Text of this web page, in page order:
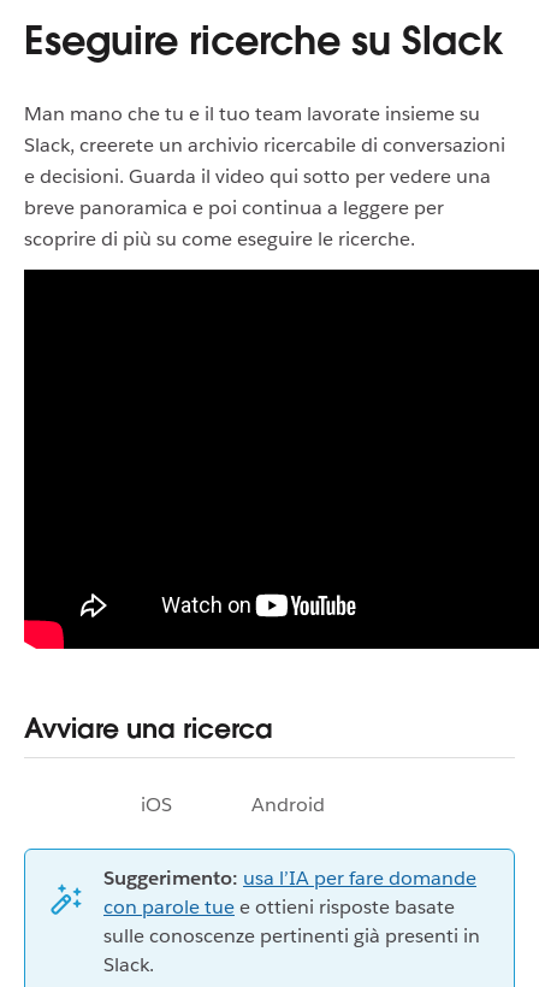
Eseguire ricerche su Slack
Man mano che tu e il tuo team lavorate insieme su
Slack, creerete un archivio ricercabile di conversazioni
e decisioni. Guarda il video qui sotto per vedere una
breve panoramica e poi continua a leggere per
scoprire di più su come eseguire le ricerche.
Avviare una ricerca
iOS Android
Suggerimento: usa l’IA per fare domande
con parole tuee ottieni risposte basate
sulle conoscenze pertinenti già presenti in
Slack.